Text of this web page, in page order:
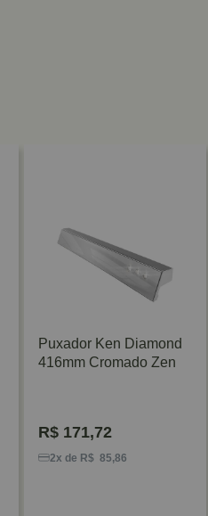
Puxador Ken Diamond
416mm Cromado Zen
R$ 171,72
2x de R$ 85,86